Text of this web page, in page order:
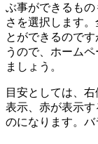
ぶ事ができるも
さを選択します
とができるので
うので、ホーム
ましょう。
目安としては、右
表示、赤が表示
のになります。バ